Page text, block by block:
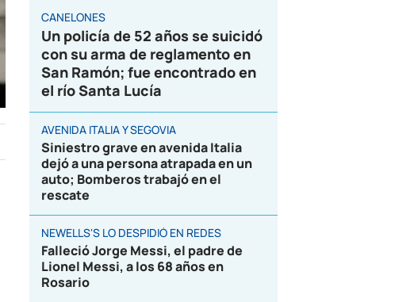
CANELONES
Un policía de 52 años se suicidó
con su arma de reglamento en
San Ramón; fue encontrado en
el río Santa Lucía
AVENIDA ITALIA Y SEGOVIA
Siniestro grave en avenida Italia
dejó a una persona atrapada en un
auto; Bomberos trabajó en el
rescate
NEWELLS'S LO DESPIDIÓ EN REDES
Falleció Jorge Messi, el padre de
Lionel Messi, a los 68 años en
Rosario